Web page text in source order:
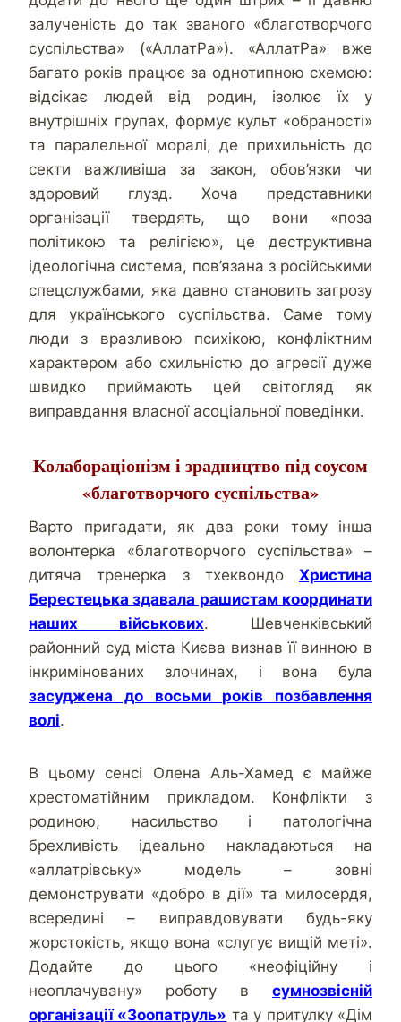
залученість до так званого «благотворчого
суспільства» («АллатРа»). «АллатРа» вже
багато років працює за однотипною схемою:
відсікає людей від родин, ізолює їх у
внутрішніх групах, формує культ «обраності»
та паралельної моралі, де прихильність до
секти важливіша за закон, обов’язки чи
здоровий глузд. Хоча представники
організації твердять, що вони «поза
політикою та релігією», це деструктивна
ідеологічна система, пов’язана з російськими
спецслужбами, яка давно становить загрозу
для українського суспільства. Саме тому
люди з вразливою психікою, конфліктним
характером або схильністю до агресії дуже
швидко приймають цей світогляд як
виправдання власної асоціальної поведінки.
Колабораціонізм і зрадництво під соусом
«благотворчого суспільства»
Варто пригадати, як два роки тому інша
волонтерка «благотворчого суспільства» –
дитяча тренерка з тхеквондо Христина
Берестецька здавала рашистам координати
наших військових. Шевченківський
районний суд міста Києва визнав її винною в
інкримінованих злочинах, і вона була
засуджена до восьми років позбавлення
волі.
В цьому сенсі Олена Аль-Хамед є майже
хрестоматійним прикладом. Конфлікти з
родиною, насильство і патологічна
брехливість ідеально накладаються на
«аллатрівську» модель – зовні
демонструвати «добро в дії» та милосердя,
всередині – виправдовувати будь-яку
жорстокість, якщо вона «слугує вищій меті».
Додайте до цього «неофіційну і
неоплачувану» роботу в сумнозвісній
організації «Зоопатруль» та у притулку «Дім